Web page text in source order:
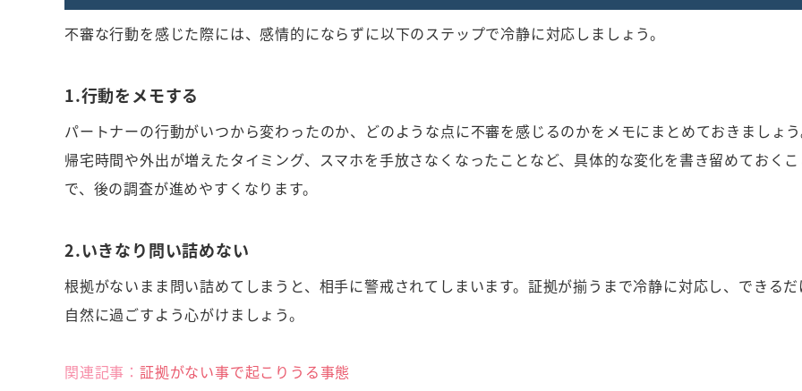
不審な行動を感じた際には、感情的にならずに以下のステップで冷静に対応しましょう。
1.行動をメモする
パートナーの行動がいつから変わったのか、どのような点に不審を感じるのかをメモにまとめておきましょう
帰宅時間や外出が増えたタイミング、スマホを手放さなくなったことなど、具体的な変化を書き留めておくこ
で、後の調査が進めやすくなります。
2.いきなり問い詰めない
根拠がないまま問い詰めてしまうと、相手に警戒されてしまいます。証拠が揃うまで冷静に対応し、できるだ
自然に過ごすよう心がけましょう。
関連記事： 証拠がない事で起こりうる事態